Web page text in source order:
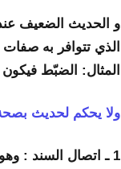
و الحديث الضعيف
الذي تتوافر به
المثال: الضبّط
ولا يحكم لحديث
1 ـ اتصال السند : وهو أن يكون كل من رجال الحديث تلقاه من شيخه من أول السند إلى منتهاه.